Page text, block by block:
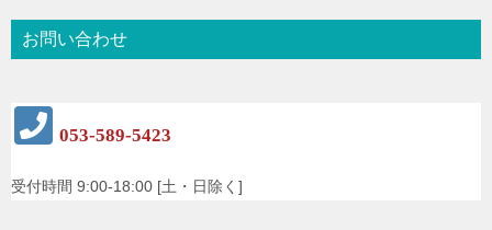
お問い合わせ
053-589-5423
受付時間 9:00-18:00 [土・日除く]